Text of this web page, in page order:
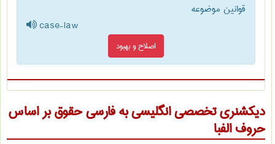
قوانین موضوعه
case-law
اصلاح و بهبود
دیکشنری تخصصی انگلیسی به فارسیحقوقبر اساس
حروف الفبا